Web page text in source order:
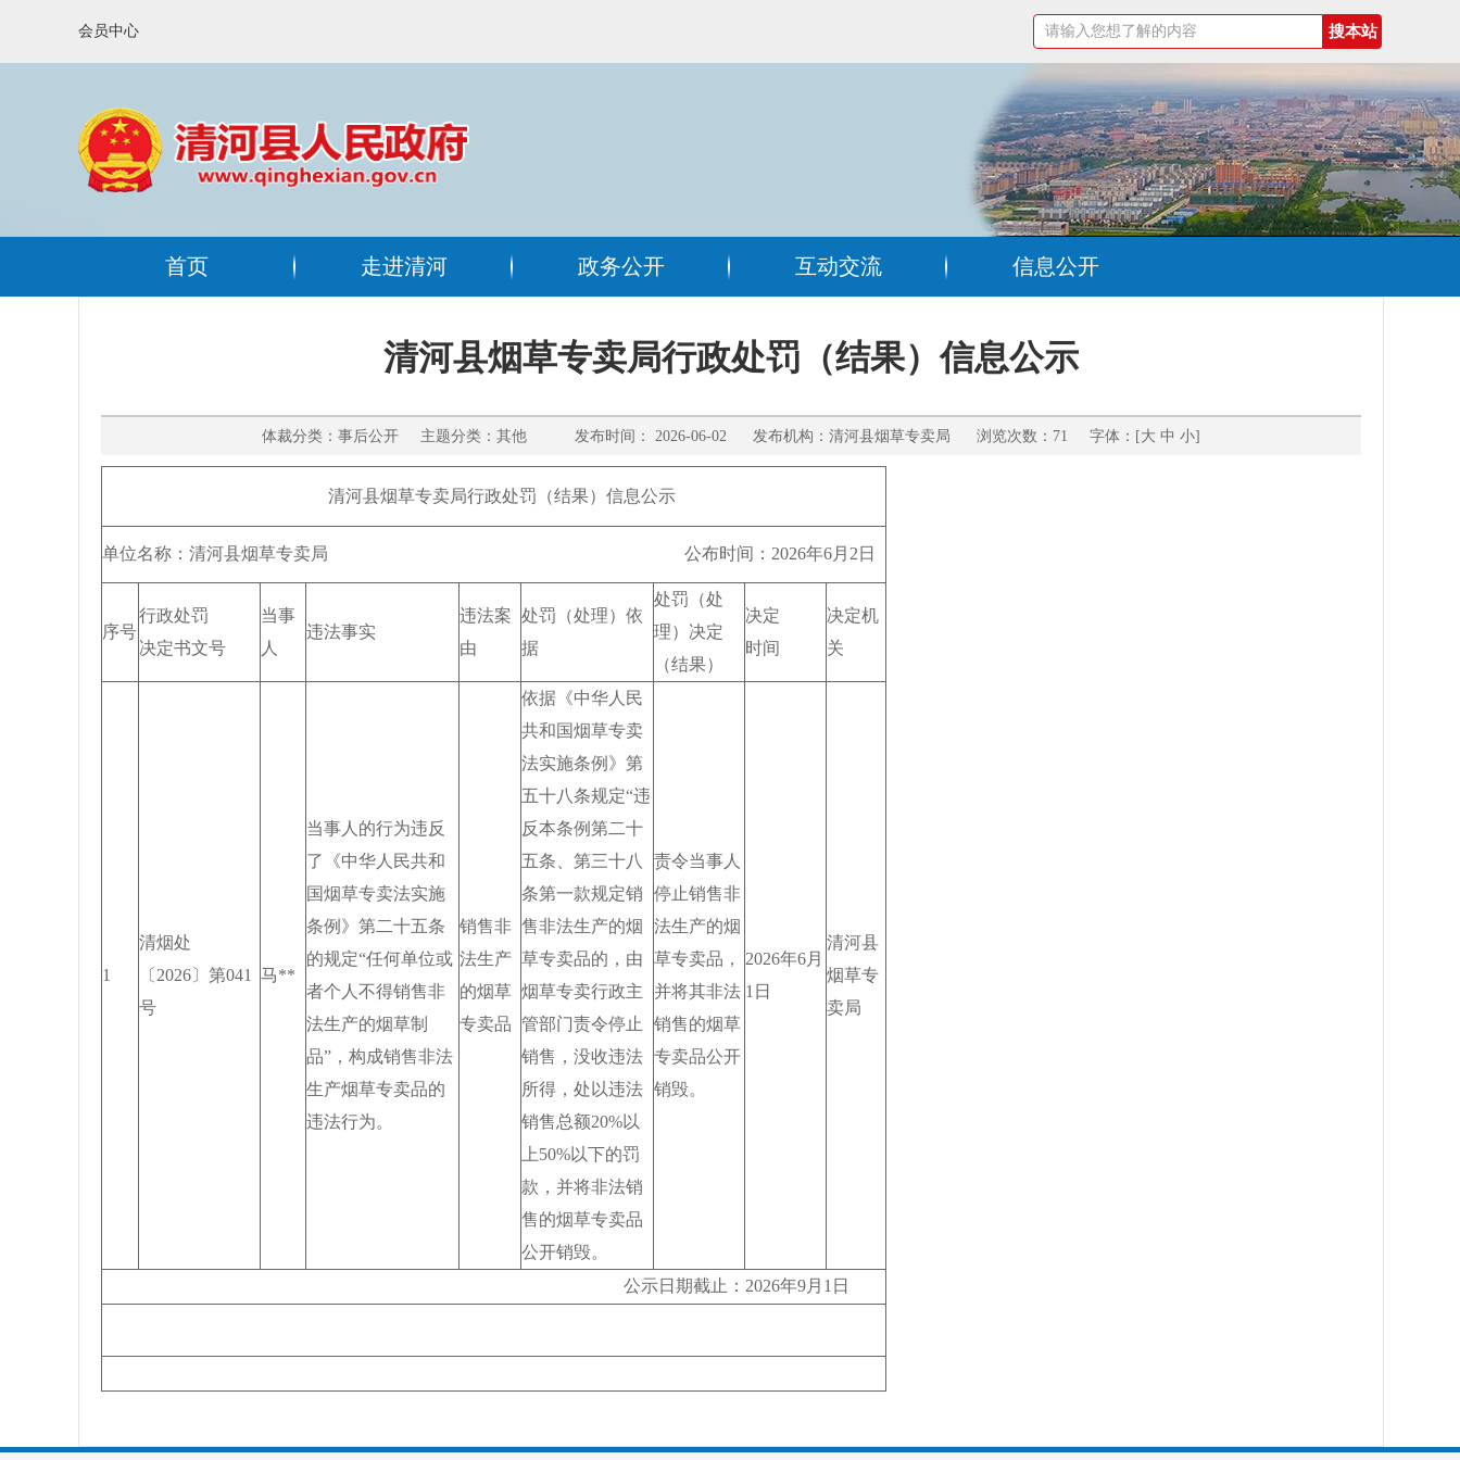
会员中心
首页 走进清河 政务公开 互动交流 信息公开
清河县烟草专卖局行政处罚（结果）信息公示
体裁分类：事后公开 主题分类：其他 发布时间： 2026-06-02 发布机构：清河县烟草专卖局 浏览次数：71 字体：[大 中 小]
清河县烟草专卖局行政处罚（结果）信息公示
单位名称：清河县烟草专卖局 公布时间：2026年6月2日
序号
行政处罚
决定书文号
当事
人
违法事实
违法案
由
处罚（处理）依
据
处罚（处
理）决定
（结果）
决定
时间
决定机
关
1
清烟处
〔2026〕第041
号
马**
当事人的行为违反
了《中华人民共和
国烟草专卖法实施
条例》第二十五条
的规定“任何单位或
者个人不得销售非
法生产的烟草制
品”，构成销售非法
生产烟草专卖品的
违法行为。
销售非
法生产
的烟草
专卖品
依据《中华人民
共和国烟草专卖
法实施条例》第
五十八条规定“违
反本条例第二十
五条、第三十八
条第一款规定销
售非法生产的烟
草专卖品的，由
烟草专卖行政主
管部门责令停止
销售，没收违法
所得，处以违法
销售总额20%以
上50%以下的罚
款，并将非法销
售的烟草专卖品
公开销毁。
责令当事人
停止销售非
法生产的烟
草专卖品，
并将其非法
销售的烟草
专卖品公开
销毁。
2026年6月
1日
清河县
烟草专
卖局
公示日期截止：2026年9月1日